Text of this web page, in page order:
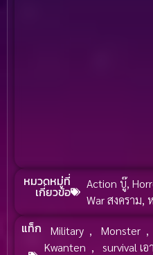
หมวดหมู่ที่
เกี่ยวข้อ
Action บู๊,
War สงคราม,
แท็ก Military , Monster ,
Kwanten , survival เ